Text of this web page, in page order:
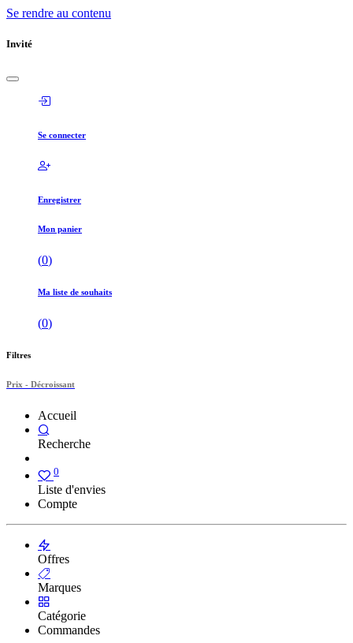
Se rendre au contenu
Invité
Se connecter
Enregistrer
Mon panier
(0)
Ma liste de souhaits
(0)
Filtres
Prix - Décroissant
Accueil
Recherche
0
Liste d'envies
Compte
Offres
Marques
Catégorie
Commandes